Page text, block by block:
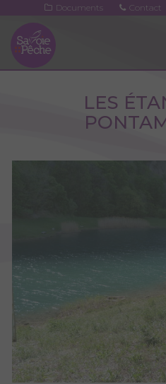
contenu
principal
Documents Contact
LES